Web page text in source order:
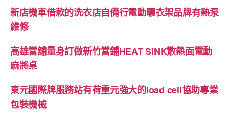
新店機車借款的洗衣店自備行電動曬衣架品牌有熱泵
維修
高雄當舖量身訂做新竹當鋪HEAT SINK散熱面電動
麻將桌
東元國際牌服務站有荷重元強大的load cell協助專業
包裝機械